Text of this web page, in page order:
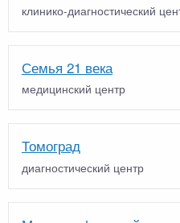
клинико-диагностический
Семья 21 века
медицинский центр
Томоград
диагностический центр